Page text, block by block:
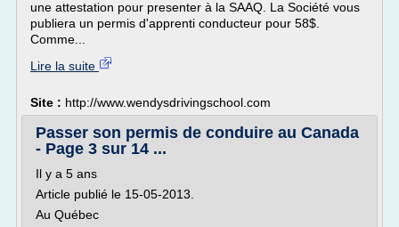
une attestation pour presenter à la SAAQ. La Société vous
publiera un permis d'apprenti conducteur pour 58$.
Comme...
Lire la suite
Site : http://www.wendysdrivingschool.com
Passer son permis de conduire au Canada
- Page 3 sur 14 ...
Il y a 5 ans
Article publié le 15-05-2013.
Au Québec